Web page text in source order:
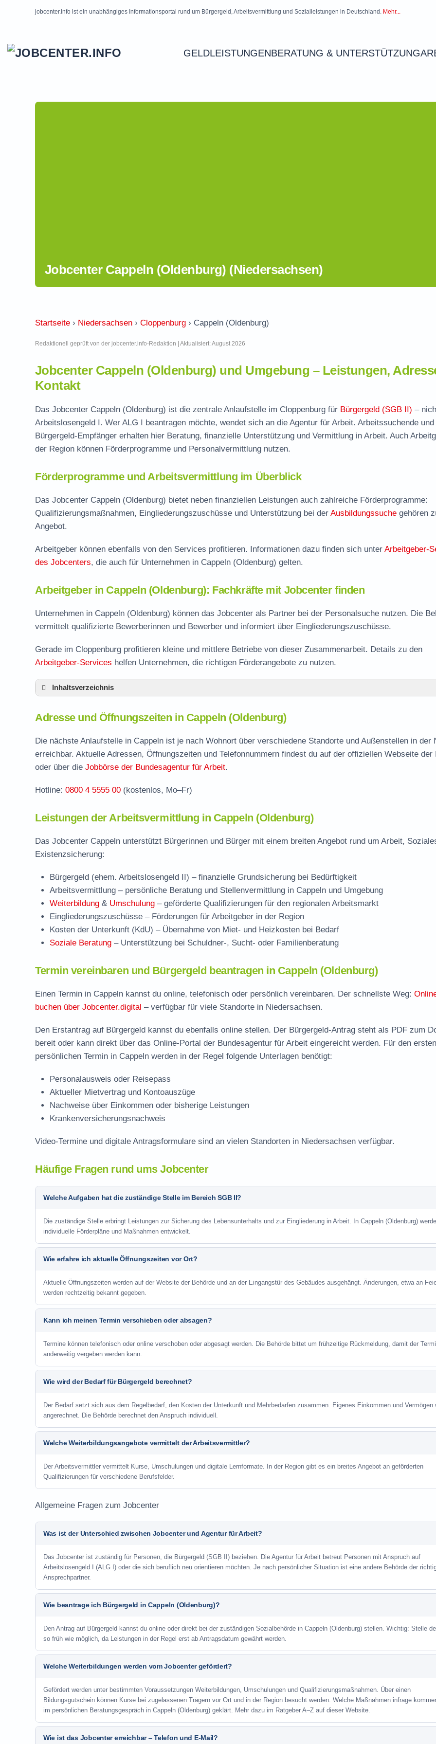
jobcenter.info ist ein unabhängiges Informationsportal rund um Bürgergeld, Arbeitsvermittlung und Sozialleistungen in Deutschland. Mehr...
GELDLEISTUNGENBERATUNG & UNTERSTÜTZUNG
Jobcenter Cappeln (Oldenburg) (Niedersachsen)
Startseite › Niedersachsen › Cloppenburg › Cappeln (Oldenburg)
Redaktionell geprüft von der jobcenter.info-Redaktion | Aktualisiert: August 2026
Jobcenter Cappeln (Oldenburg) und Umgebung – Leistungen,
Kontakt
Das Jobcenter Cappeln (Oldenburg) ist die zentrale Anlaufstelle im Cloppenburg für Bürgergeld (SGB II) –
Arbeitslosengeld I. Wer ALG I beantragen möchte, wendet sich an die Agentur für Arbeit. Arbeitssuchende und
Bürgergeld-Empfänger erhalten hier Beratung, finanzielle Unterstützung und Vermittlung in Arbeit. Auch
der Region können Förderprogramme und Personalvermittlung nutzen.
Förderprogramme und Arbeitsvermittlung im Überblick
Das Jobcenter Cappeln (Oldenburg) bietet neben finanziellen Leistungen auch zahlreiche Förderprogramme:
Qualifizierungsmaßnahmen, Eingliederungszuschüsse und Unterstützung bei der Ausbildungssuche gehören
Angebot.
Arbeitgeber können ebenfalls von den Services profitieren. Informationen dazu finden sich unter Arbeitgeber-
des Jobcenters, die auch für Unternehmen in Cappeln (Oldenburg) gelten.
Arbeitgeber in Cappeln (Oldenburg): Fachkräfte mit Jobcenter finden
Unternehmen in Cappeln (Oldenburg) können das Jobcenter als Partner bei der Personalsuche nutzen. Die
vermittelt qualifizierte Bewerberinnen und Bewerber und informiert über Eingliederungszuschüsse.
Gerade im Cloppenburg profitieren kleine und mittlere Betriebe von dieser Zusammenarbeit. Details zu den
Arbeitgeber-Services helfen Unternehmen, die richtigen Förderangebote zu nutzen.
Inhaltsverzeichnis
Leistungen der Arbeitsvermittlung in Cappeln
Termin vereinbaren und Bürgergeld beantragen
Jobcenter Cloppenburg – zuständige Stelle
Stellenangebote und Jobbörse in Cappeln
Häufige Fragen rund ums Jobcenter
Adresse und Öffnungszeiten in Cappeln (Oldenburg)
Die nächste Anlaufstelle in Cappeln ist je nach Wohnort über verschiedene Standorte und Außenstellen in der
erreichbar. Aktuelle Adressen, Öffnungszeiten und Telefonnummern findest du auf der offiziellen Webseite der
oder über die Jobbörse der Bundesagentur für Arbeit.
Hotline: 0800 4 5555 00 (kostenlos, Mo–Fr)
Leistungen der Arbeitsvermittlung in Cappeln (Oldenburg)
Das Jobcenter Cappeln unterstützt Bürgerinnen und Bürger mit einem breiten Angebot rund um Arbeit,
Existenzsicherung:
Bürgergeld (ehem. Arbeitslosengeld II) – finanzielle Grundsicherung bei Bedürftigkeit
Arbeitsvermittlung – persönliche Beratung und Stellenvermittlung in Cappeln und Umgebung
Weiterbildung & Umschulung – geförderte Qualifizierungen für den regionalen Arbeitsmarkt
Eingliederungszuschüsse – Förderungen für Arbeitgeber in der Region
Kosten der Unterkunft (KdU) – Übernahme von Miet- und Heizkosten bei Bedarf
Soziale Beratung – Unterstützung bei Schuldner-, Sucht- oder Familienberatung
Termin vereinbaren und Bürgergeld beantragen in Cappeln (Oldenburg)
Einen Termin in Cappeln kannst du online, telefonisch oder persönlich vereinbaren. Der schnellste Weg:
buchen über Jobcenter.digital – verfügbar für viele Standorte in Niedersachsen.
Den Erstantrag auf Bürgergeld kannst du ebenfalls online stellen. Der Bürgergeld-Antrag steht als PDF zum
bereit oder kann direkt über das Online-Portal der Bundesagentur für Arbeit eingereicht werden. Für den ersten
persönlichen Termin in Cappeln werden in der Regel folgende Unterlagen benötigt:
Personalausweis oder Reisepass
Aktueller Mietvertrag und Kontoauszüge
Nachweise über Einkommen oder bisherige Leistungen
Krankenversicherungsnachweis
Video-Termine und digitale Antragsformulare sind an vielen Standorten in Niedersachsen verfügbar.
Häufige Fragen rund ums Jobcenter
Welche Aufgaben hat die zuständige Stelle im Bereich SGB II?
Die zuständige Stelle erbringt Leistungen zur Sicherung des Lebensunterhalts und zur Eingliederung in Arbeit. In Cappeln (Oldenburg)
individuelle Förderpläne und Maßnahmen entwickelt.
Wie erfahre ich aktuelle Öffnungszeiten vor Ort?
Aktuelle Öffnungszeiten werden auf der Website der Behörde und an der Eingangstür des Gebäudes ausgehängt. Änderungen, etwa an
werden rechtzeitig bekannt gegeben.
Kann ich meinen Termin verschieben oder absagen?
Termine können telefonisch oder online verschoben oder abgesagt werden. Die Behörde bittet um frühzeitige Rückmeldung, damit der
anderweitig vergeben werden kann.
Wie wird der Bedarf für Bürgergeld berechnet?
Der Bedarf setzt sich aus dem Regelbedarf, den Kosten der Unterkunft und Mehrbedarfen zusammen. Eigenes Einkommen und Vermögen
angerechnet. Die Behörde berechnet den Anspruch individuell.
Welche Weiterbildungsangebote vermittelt der Arbeitsvermittler?
Der Arbeitsvermittler vermittelt Kurse, Umschulungen und digitale Lernformate. In der Region gibt es ein breites Angebot an geförderten
Qualifizierungen für verschiedene Berufsfelder.
Allgemeine Fragen zum Jobcenter
Was ist der Unterschied zwischen Jobcenter und Agentur für Arbeit?
Das Jobcenter ist zuständig für Personen, die Bürgergeld (SGB II) beziehen. Die Agentur für Arbeit betreut Personen mit Anspruch auf
Arbeitslosengeld I (ALG I) oder die sich beruflich neu orientieren möchten. Je nach persönlicher Situation ist eine andere Behörde der
Ansprechpartner.
Wie beantrage ich Bürgergeld in Cappeln (Oldenburg)?
Den Antrag auf Bürgergeld kannst du online oder direkt bei der zuständigen Sozialbehörde in Cappeln (Oldenburg) stellen. Wichtig: Stelle
so früh wie möglich, da Leistungen in der Regel erst ab Antragsdatum gewährt werden.
Welche Weiterbildungen werden vom Jobcenter gefördert?
Gefördert werden unter bestimmten Voraussetzungen Weiterbildungen, Umschulungen und Qualifizierungsmaßnahmen. Über einen
Bildungsgutschein können Kurse bei zugelassenen Trägern vor Ort und in der Region besucht werden. Welche Maßnahmen infrage
im persönlichen Beratungsgespräch in Cappeln (Oldenburg) geklärt. Mehr dazu im Ratgeber A–Z auf dieser Website.
Wie ist das Jobcenter erreichbar – Telefon und E-Mail?